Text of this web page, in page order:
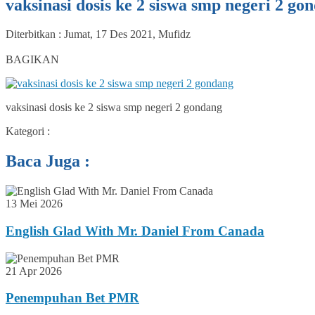
vaksinasi dosis ke 2 siswa smp negeri 2
Diterbitkan : Jumat, 17 Des 2021, Mufidz
BAGIKAN
vaksinasi dosis ke 2 siswa smp negeri 2 gondang
Kategori :
Baca Juga :
13 Mei 2026
English Glad With Mr. Daniel From Canada
21 Apr 2026
Penempuhan Bet PMR